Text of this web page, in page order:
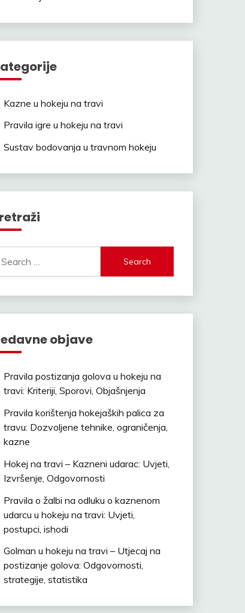
Kazne u hokeju na travi
Pravila igre u hokeju na travi
Sustav bodovanja u travnom hokeju
objave
Pravila postizanja golova u hokeju na
travi: Kriteriji, Sporovi, Objašnjenja
Pravila korištenja hokejaških palica za
travu: Dozvoljene tehnike, ograničenja,
kazne
Hokej na travi – Kazneni udarac: Uvjeti,
Izvršenje, Odgovornosti
Pravila o žalbi na odluku o kaznenom
udarcu u hokeju na travi: Uvjeti,
postupci, ishodi
Golman u hokeju na travi – Utjecaj na
postizanje golova: Odgovornosti,
strategije, statistika